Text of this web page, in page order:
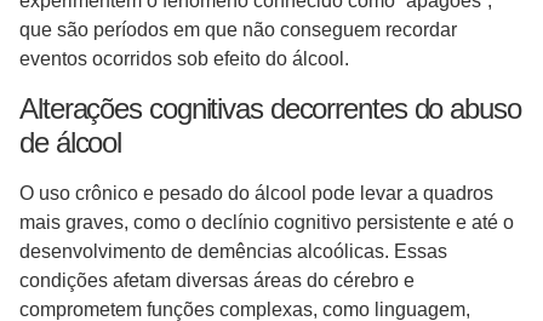
que são períodos em que não conseguem recordar
eventos ocorridos sob efeito do álcool.
Alterações cognitivas decorrentes do abuso
de álcool
O uso crônico e pesado do álcool pode levar a quadros
mais graves, como o declínio cognitivo persistente e até o
desenvolvimento de demências alcoólicas. Essas
condições afetam diversas áreas do cérebro e
comprometem funções complexas, como linguagem,